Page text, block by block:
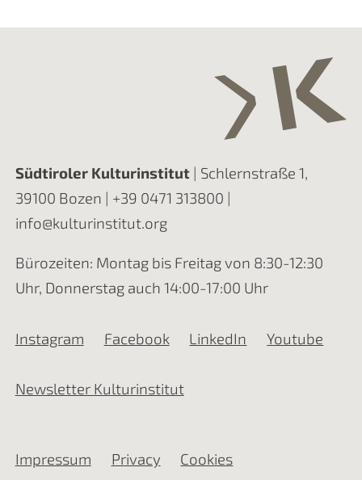
Südtiroler Kulturinstitut| Schlernstraße 1,
39100 Bozen | +39 0471 313800 |
info@kulturinstitut.org
Bürozeiten: Montag bis Freitag von 8:30-12:30
Uhr, Donnerstag auch 14:00-17:00 Uhr
Instagram Facebook LinkedIn Youtube
Newsletter Kulturinstitut
Impressum Privacy Cookies